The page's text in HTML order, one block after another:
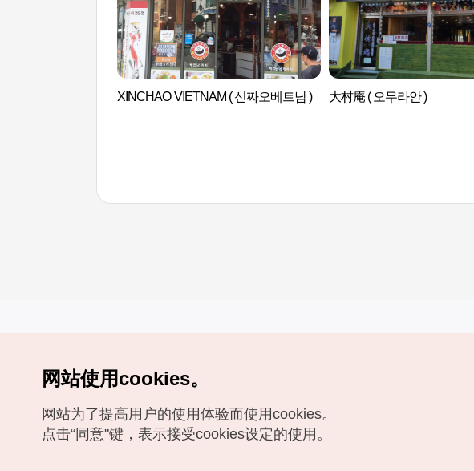
XINCHAO VIETNAM ( 신짜오베트남 ) 大村庵 ( 오무라안 )
如有相关疑问或建议，欢迎来信。VISITKOREA官方邮箱
chnsim@knto.or.kr
网站使用cookies。
网站为了提高用户的使用体验而使用cookies。
点击“同意"键，表示接受cookies设定的使用。